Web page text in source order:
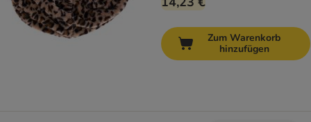
Zum Warenkorb
hinzufügen